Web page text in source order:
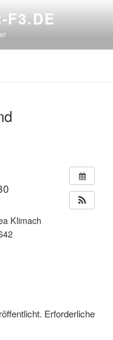
F3.DE
Klimach
Erforderliche